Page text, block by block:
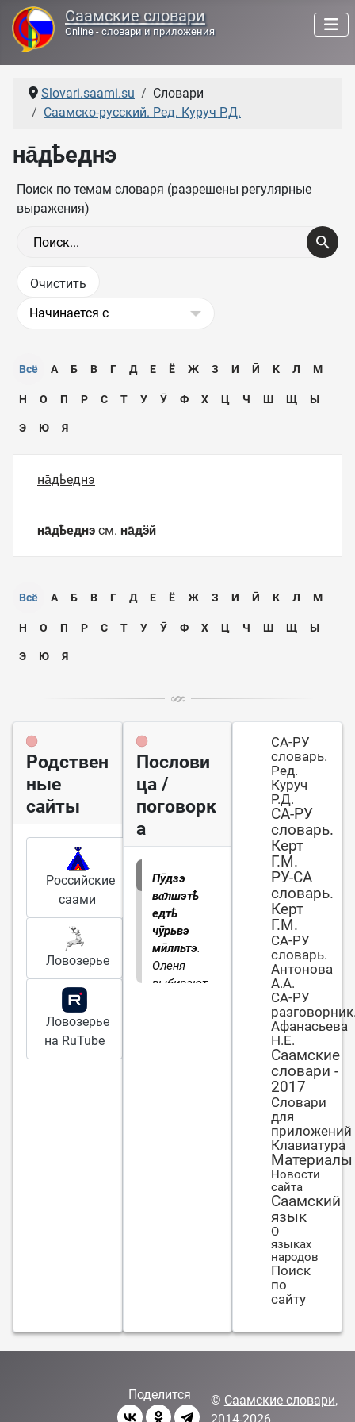
Саамские словари
Online - словари и приложения
Slovari.saami.su
Словари
Саамско-русский. Ред. Куруч Р.Д.
на̄дҍеднэ
Поиск по темам словаря (разрешены регулярные
выражения)
Всё А Б В Г Д Е Ё Ж З И Ӣ К Л М
Н О П Р С Т У Ӯ Ф Х Ц Ч Ш Щ Ы
Э Ю Я
на̄дҍеднэ
на̄дҍеднэ см. на̄дӭй
Всё А Б В Г Д Е Ё Ж З И Ӣ К Л М
Н О П Р С Т У Ӯ Ф Х Ц Ч Ш Щ Ы
Э Ю Я
Родствен
ные
сайты
Российские
саами
Ловозерье
Ловозерье
на RuTube
Послови
ца /
поговорк
а
Пӯдзэ
ва̄лшэтҍ
едтҍ
чӯрьвэ
мӣлльтэ.
Оленя
выбирают
СА-РУ
словарь.
Ред.
Куруч
Р.Д.
СА-РУ
словарь.
Керт
Г.М.
РУ-СА
словарь.
Керт
Г.М.
СА-РУ
словарь.
Антонова
А.А.
СА-РУ
Афанасьева
Н.Е.
Саамские
словари -
2017
Словари
для
приложений
Клавиатура
Материалы
Новости
сайта
Саамский
язык
О
языках
народов
Поиск
по
сайту
Поделится © Саамские словари,